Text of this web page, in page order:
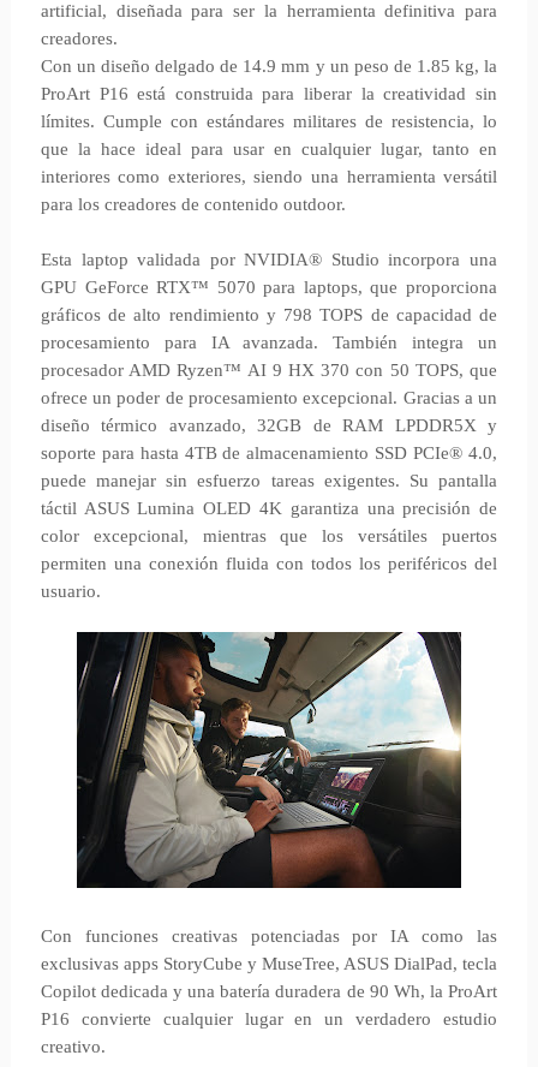
artificial, diseñada para ser la herramienta definitiva para
creadores.
Con un diseño delgado de 14.9 mm y un peso de 1.85 kg, la
ProArt P16 está construida para liberar la creatividad sin
límites. Cumple con estándares militares de resistencia, lo
que la hace ideal para usar en cualquier lugar, tanto en
interiores como exteriores, siendo una herramienta versátil
para los creadores de contenido outdoor.
Esta laptop validada por NVIDIA® Studio incorpora una
GPU GeForce RTX™ 5070 para laptops, que proporciona
gráficos de alto rendimiento y 798 TOPS de capacidad de
procesamiento para IA avanzada. También integra un
procesador AMD Ryzen™ AI 9 HX 370 con 50 TOPS, que
ofrece un poder de procesamiento excepcional. Gracias a un
diseño térmico avanzado, 32GB de RAM LPDDR5X y
soporte para hasta 4TB de almacenamiento SSD PCIe® 4.0,
puede manejar sin esfuerzo tareas exigentes. Su pantalla
táctil ASUS Lumina OLED 4K garantiza una precisión de
color excepcional, mientras que los versátiles puertos
permiten una conexión fluida con todos los periféricos del
usuario.
Con funciones creativas potenciadas por IA como las
exclusivas apps StoryCube y MuseTree, ASUS DialPad, tecla
Copilot dedicada y una batería duradera de 90 Wh, la ProArt
P16 convierte cualquier lugar en un verdadero estudio
creativo.